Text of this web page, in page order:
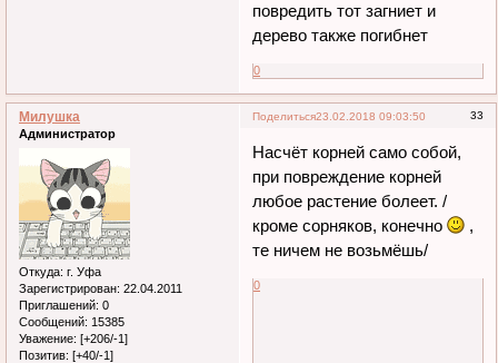
повредить тот загниет и
дерево также погибнет
0
Поделиться 33
23.02.2018 09:03:50
Милушка
Администратор
Откуда: г. Уфа
Зарегистрирован: 22.04.2011
Приглашений: 0
Сообщений: 15385
Уважение: [+206/-1]
Позитив: [+40/-1]
Насчёт корней само собой,
при повреждение корней
любое растение болеет. /
кроме сорняков, конечно
,
те ничем не возьмёшь/
0